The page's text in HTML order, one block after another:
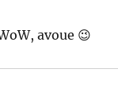
avoue 😉